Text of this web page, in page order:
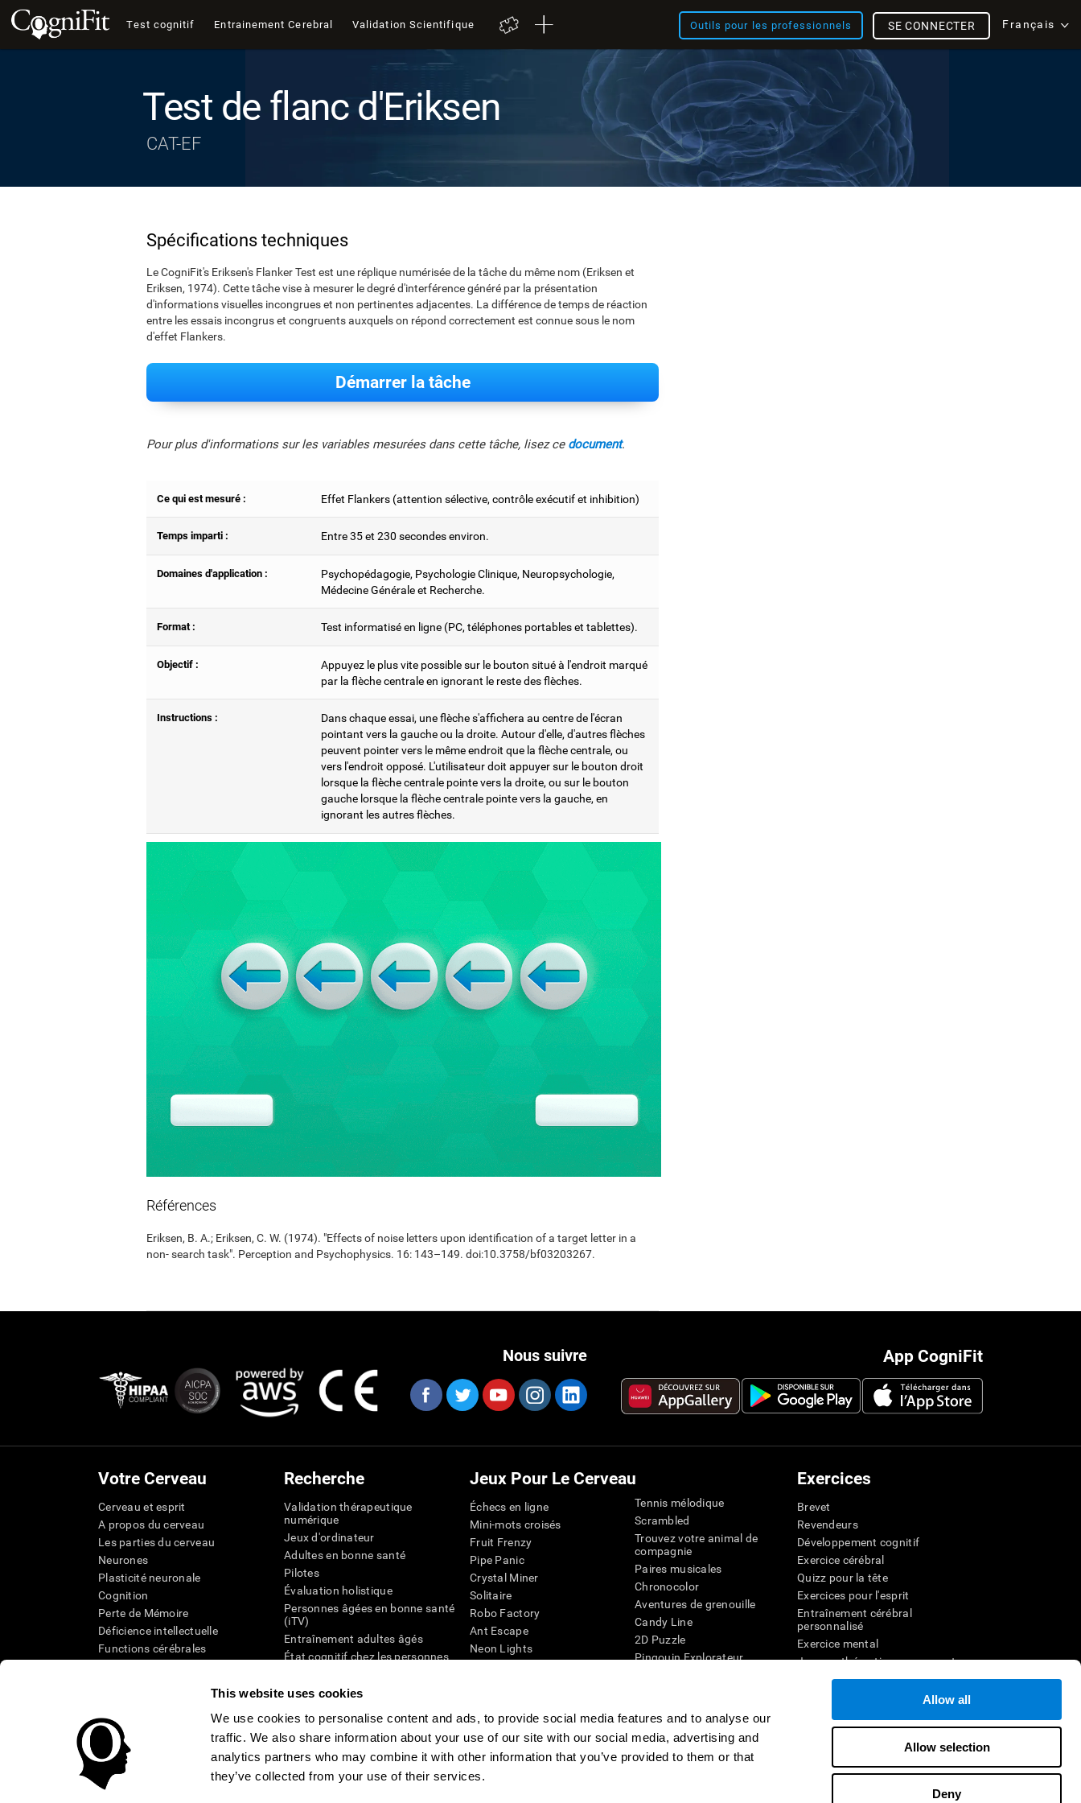
This website uses cookies
We use cookies to personalise content and ads, to provide social media features and to analyse our
traffic. We also share information about your use of our site with our social media, advertising and
analytics partners who may combine it with other information that you’ve provided to them or that
they’ve collected from your use of their services.
Allow all
Allow selection
Deny
Test cognitif Entrainement Cerebral Validation Scientifique Outils pour les professionnels Français
SE CONNECTER
Test de flanc d'Eriksen
CAT-EF
Spécifications techniques
Le CogniFit's Eriksen's Flanker Test est une réplique numérisée de la tâche du même nom (Eriksen et
Eriksen, 1974). Cette tâche vise à mesurer le degré d'interférence généré par la présentation
d'informations visuelles incongrues et non pertinentes adjacentes. La différence de temps de réaction
entre les essais incongrus et congruents auxquels on répond correctement est connue sous le nom
d'effet Flankers.
Démarrer la tâche
Pour plus d'informations sur les variables mesurées dans cette tâche, lisez ce document.
Ce qui est mesuré : Effet Flankers (attention sélective, contrôle exécutif et inhibition)
Temps imparti : Entre 35 et 230 secondes environ.
Domaines d'application :
Psychopédagogie, Psychologie Clinique, Neuropsychologie,
Médecine Générale et Recherche.
Format : Test informatisé en ligne (PC, téléphones portables et tablettes).
Objectif :
Appuyez le plus vite possible sur le bouton situé à l'endroit marqué
par la flèche centrale en ignorant le reste des flèches.
Instructions :
Dans chaque essai, une flèche s'affichera au centre de l'écran
pointant vers la gauche ou la droite. Autour d'elle, d'autres flèches
peuvent pointer vers le même endroit que la flèche centrale, ou
vers l'endroit opposé. L'utilisateur doit appuyer sur le bouton droit
lorsque la flèche centrale pointe vers la droite, ou sur le bouton
gauche lorsque la flèche centrale pointe vers la gauche, en
ignorant les autres flèches.
Références
Eriksen, B. A.; Eriksen, C. W. (1974). "Effects of noise letters upon identification of a target letter in a
non- search task". Perception and Psychophysics. 16: 143–149. doi:10.3758/bf03203267.
App CogniFit
Nous suivre
Votre Cerveau
Cerveau et esprit
A propos du cerveau
Les parties du cerveau
Neurones
Plasticité neuronale
Cognition
Perte de Mémoire
Déficience intellectuelle
Functions cérébrales
Recherche
Validation thérapeutique
numérique
Jeux d'ordinateur
Adultes en bonne santé
Pilotes
Évaluation holistique
Personnes âgées en bonne santé
(iTV)
Entraînement adultes âgés
État cognitif chez les personnes
Révision systémique
Jeux Pour Le Cerveau
Échecs en ligne
Mini-mots croisés
Fruit Frenzy
Pipe Panic
Crystal Miner
Solitaire
Robo Factory
Ant Escape
Neon Lights
Space Rescue
Chaos mathématique
Course de billes
Tennis mélodique
Scrambled
Trouvez votre animal de
compagnie
Paires musicales
Chronocolor
Aventures de grenouille
Candy Line
2D Puzzle
Pingouin Explorateur
Jeux d'agilité mentale
Jeux en ligne pour la
mémoire
Jeux pour le cerveau
Exercices
Brevet
Revendeurs
Développement cognitif
Exercice cérébral
Quizz pour la tête
Exercices pour l'esprit
Entraînement cérébral
personnalisé
Exercice mental
Jeux mathématiques amusants
Compréhension de lecture
Batailles cérébrales
Test de QI